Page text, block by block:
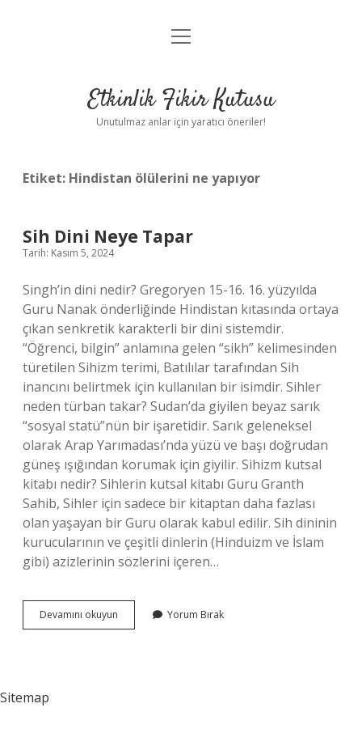
Anasayfa
Yasal Uyarı
menüyü
Etkinlik Fikir Kutusu
Unutulmaz anlar için yaratıcı öneriler!
Etiket: Hindistan ölülerini ne yapıyor
Sih Dini Neye Tapar
Tarih: Kasım 5, 2024
Singh’in dini nedir? Gregoryen 15-16. 16. yüzyılda
Guru Nanak önderliğinde Hindistan kıtasında ortaya
çıkan senkretik karakterli bir dini sistemdir.
“Öğrenci, bilgin” anlamına gelen “sikh” kelimesinden
türetilen Sihizm terimi, Batılılar tarafından Sih
inancını belirtmek için kullanılan bir isimdir. Sihler
neden türban takar? Sudan’da giyilen beyaz sarık
“sosyal statü”nün bir işaretidir. Sarık geleneksel
olarak Arap Yarımadası’nda yüzü ve başı doğrudan
güneş ışığından korumak için giyilir. Sihizm kutsal
kitabı nedir? Sihlerin kutsal kitabı Guru Granth
Sahib, Sihler için sadece bir kitaptan daha fazlası
olan yaşayan bir Guru olarak kabul edilir. Sih dininin
kurucularının ve çeşitli dinlerin (Hinduizm ve İslam
gibi) azizlerinin sözlerini içeren…
Devamını okuyun
Dini
Yorum Bırak
Sitemap